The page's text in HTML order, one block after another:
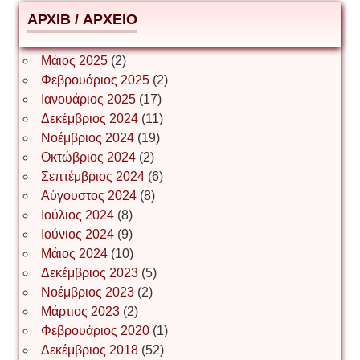
ΕΥΑΓΓΕΛΟΣ ΜΩΚΟΣ
Ιωάννης Σ. Παπαφλωράτος
ΝΙΚΟΣ ΓΑΤΟΣ
Νίκος Λυγερός
Іван Буртик
Іван Наконечний
АРХІВ / ΑΡΧΕΙΟ
Μάιος 2025(2)
Φεβρουάριος 2025(2)
Ιανουάριος 2025(17)
Δεκέμβριος 2024(11)
Νοέμβριος 2024(19)
Οκτώβριος 2024(2)
Σεπτέμβριος 2024(6)
Αύγουστος 2024(8)
Ιούλιος 2024(8)
Ιούνιος 2024(9)
Μάιος 2024(10)
Δεκέμβριος 2023(5)
Νοέμβριος 2023(2)
Μάρτιος 2023(2)
Φεβρουάριος 2020(1)
Δεκέμβριος 2018(52)